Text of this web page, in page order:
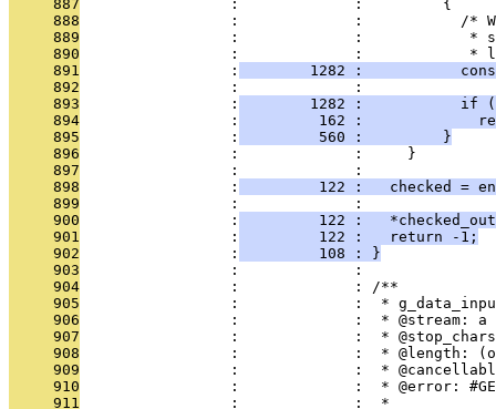
     887
                 :             :         {
     888
:             :           /*
     889
:             :            *
     890
:             :            *
     891
                 :
1282 :
     892
                 :             :
     893
                 :
1282 :           if
     894
                 :
162 :
     895
                 :
         560 :         }
     896
                 :             :     }
     897
                 :             :
     898
                 :
122 :   checked =
     899
                 :             :
     900
                 :
122 :
     901
                 :
         122 :   return -1;
     902
                 :
         108 : }
     903
                 :             :
     904
                 :             : /**
     905
:             :  *
     906
:             :  * @stream: a
     907
:             :  *
     908
:             :  * @length:
     909
:             :  *
     910
:             :  * @error:
     911
                 :             :  *